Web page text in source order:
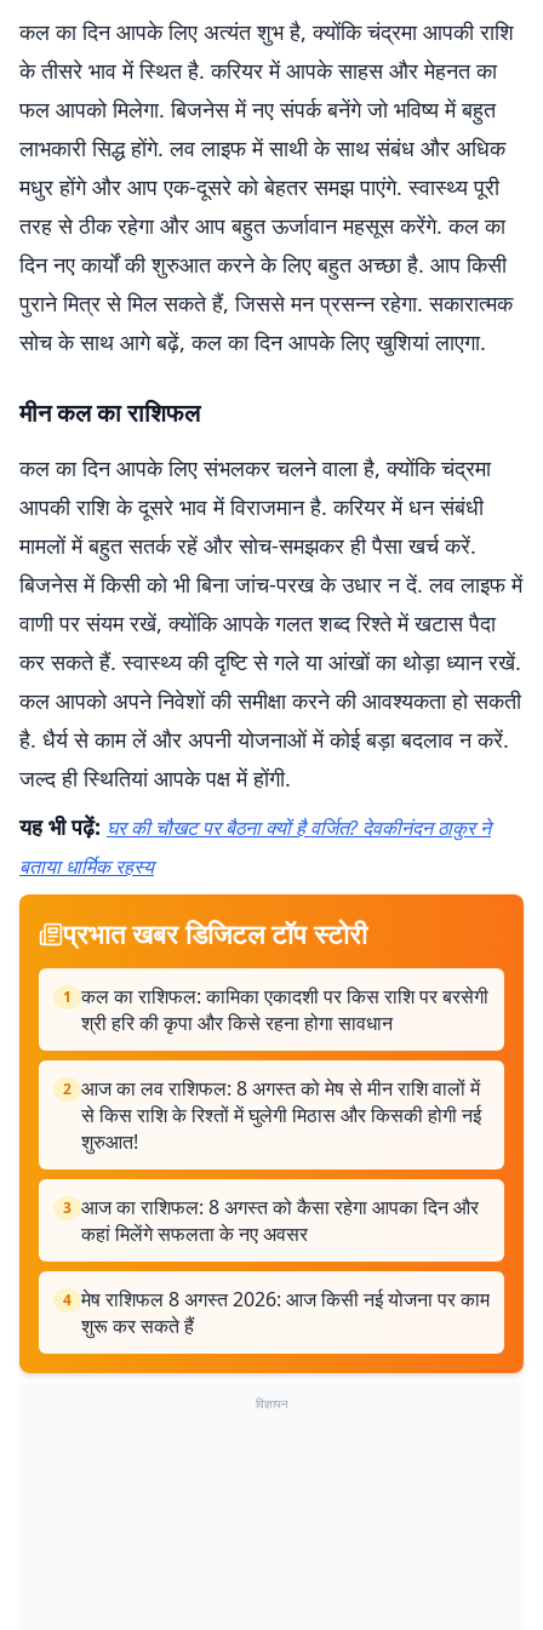
कल का दिन आपके लिए अत्यंत शुभ है, क्योंकि चंद्रमा आपकी राशि
के तीसरे भाव में स्थित है. करियर में आपके साहस और मेहनत का
फल आपको मिलेगा. बिजनेस में नए संपर्क बनेंगे जो भविष्य में बहुत
लाभकारी सिद्ध होंगे. लव लाइफ में साथी के साथ संबंध और अधिक
मधुर होंगे और आप एक-दूसरे को बेहतर समझ पाएंगे. स्वास्थ्य पूरी
तरह से ठीक रहेगा और आप बहुत ऊर्जावान महसूस करेंगे. कल का
दिन नए कार्यों की शुरुआत करने के लिए बहुत अच्छा है. आप किसी
पुराने मित्र से मिल सकते हैं, जिससे मन प्रसन्न रहेगा. सकारात्मक
सोच के साथ आगे बढ़ें, कल का दिन आपके लिए खुशियां लाएगा.
मीन कल का राशिफल
कल का दिन आपके लिए संभलकर चलने वाला है, क्योंकि चंद्रमा
आपकी राशि के दूसरे भाव में विराजमान है. करियर में धन संबंधी
मामलों में बहुत सतर्क रहें और सोच-समझकर ही पैसा खर्च करें.
बिजनेस में किसी को भी बिना जांच-परख के उधार न दें. लव लाइफ में
वाणी पर संयम रखें, क्योंकि आपके गलत शब्द रिश्ते में खटास पैदा
कर सकते हैं. स्वास्थ्य की दृष्टि से गले या आंखों का थोड़ा ध्यान रखें.
कल आपको अपने निवेशों की समीक्षा करने की आवश्यकता हो सकती
है. धैर्य से काम लें और अपनी योजनाओं में कोई बड़ा बदलाव न करें.
जल्द ही स्थितियां आपके पक्ष में होंगी.
यह भी पढ़ें: घर की चौखट पर बैठना क्यों है वर्जित? देवकीनंदन ठाकुर ने
बताया धार्मिक रहस्य
प्रभात खबर डिजिटल टॉप स्टोरी
1 कल का राशिफल: कामिका एकादशी पर किस राशि पर बरसेगी
श्री हरि की कृपा और किसे रहना होगा सावधान
2 आज का लव राशिफल: 8 अगस्त को मेष से मीन राशि वालों में
से किस राशि के रिश्तों में घुलेगी मिठास और किसकी होगी नई
शुरुआत!
3 आज का राशिफल: 8 अगस्त को कैसा रहेगा आपका दिन और
कहां मिलेंगे सफलता के नए अवसर
4 मेष राशिफल 8 अगस्त 2026: आज किसी नई योजना पर काम
शुरू कर सकते हैं
विज्ञापन